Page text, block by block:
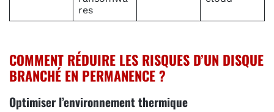
res
COMMENT RÉDUIRE LES RISQUES D’UN DISQUE
BRANCHÉ EN PERMANENCE ?
Optimiser l’environnement thermique